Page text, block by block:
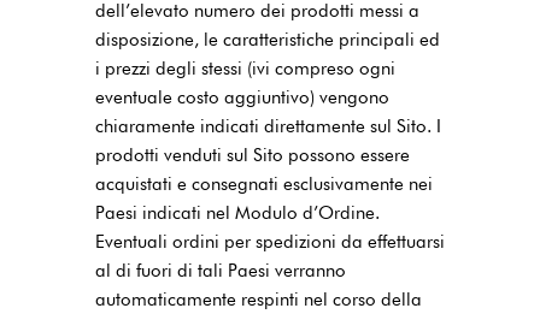
dell’elevato numero dei prodotti messi a
disposizione, le caratteristiche principali ed
i prezzi degli stessi (ivi compreso ogni
eventuale costo aggiuntivo) vengono
chiaramente indicati direttamente sul Sito. I
prodotti venduti sul Sito possono essere
acquistati e consegnati esclusivamente nei
Paesi indicati nel Modulo d’Ordine.
Eventuali ordini per spedizioni da effettuarsi
al di fuori di tali Paesi verranno
automaticamente respinti nel corso della